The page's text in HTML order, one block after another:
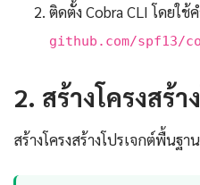
ติดตั้ง Cobra CLI โดยใช้
github.com/spf13/
2. สร้างโครงสร้า
สร้างโครงสร้างโปรเจกต์พื้นฐ